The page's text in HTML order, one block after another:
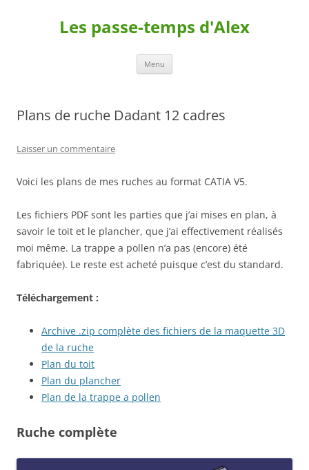
Les passe-temps d'Alex
Menu
Plans de ruche Dadant 12 cadres
Laisser un commentaire
Voici les plans de mes ruches au format CATIA V5.
Les fichiers PDF sont les parties que j’ai mises en plan, à
savoir le toit et le plancher, que j’ai effectivement réalisés
moi même. La trappe a pollen n’a pas (encore) été
fabriquée). Le reste est acheté puisque c’est du standard.
Téléchargement :
Archive .zip complète des fichiers de la maquette 3D
de la ruche
Plan du toit
Plan du plancher
Plan de la trappe a pollen
Ruche complète